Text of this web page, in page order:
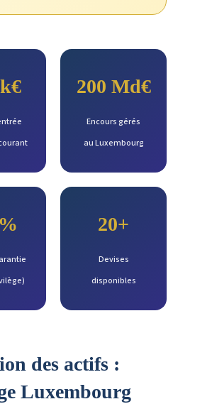
200 Md€
Encours gérés
au Luxembourg
20+
Devises
disponibles
des actifs :
Luxembourg